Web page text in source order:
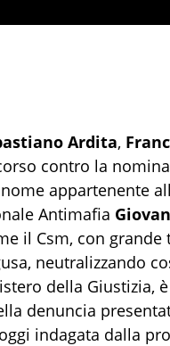
Ardita,
contro la
appartenente
Antimafia
il Csm, con
neutralizzando
della Giustizia,
denuncia
indagata dalla